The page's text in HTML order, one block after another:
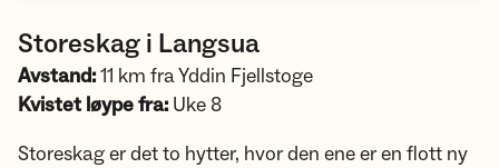
Storeskag i Langsua
Avstand:11 km fra Yddin Fjellstoge
Kvistet løype fra: Uke 8
Storeskag er det to hytter, hvor den ene er en flott ny